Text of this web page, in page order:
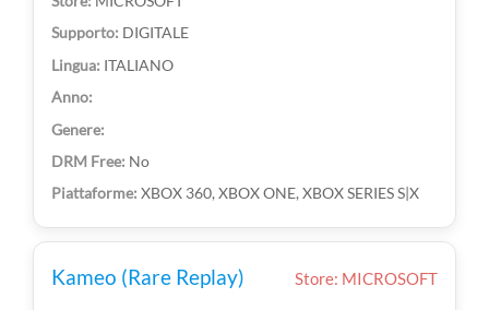
DIGITALE
ITALIANO
No
XBOX 360, XBOX ONE, XBOX SERIES S|X
Kameo (Rare Replay) Store: MICROSOFT